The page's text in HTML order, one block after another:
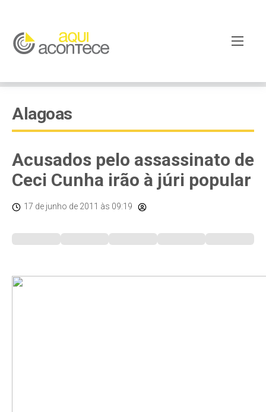
Alagoas
Acusados pelo assassinato de
Ceci Cunha irão à júri popular
17 de junho de 2011 às 09:19